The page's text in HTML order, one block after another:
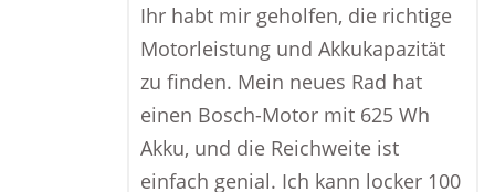
Ihr habt mir geholfen, die richtige
Motorleistung und Akkukapazität
zu finden. Mein neues Rad hat
einen Bosch-Motor mit 625 Wh
Akku, und die Reichweite ist
einfach genial. Ich kann locker 100